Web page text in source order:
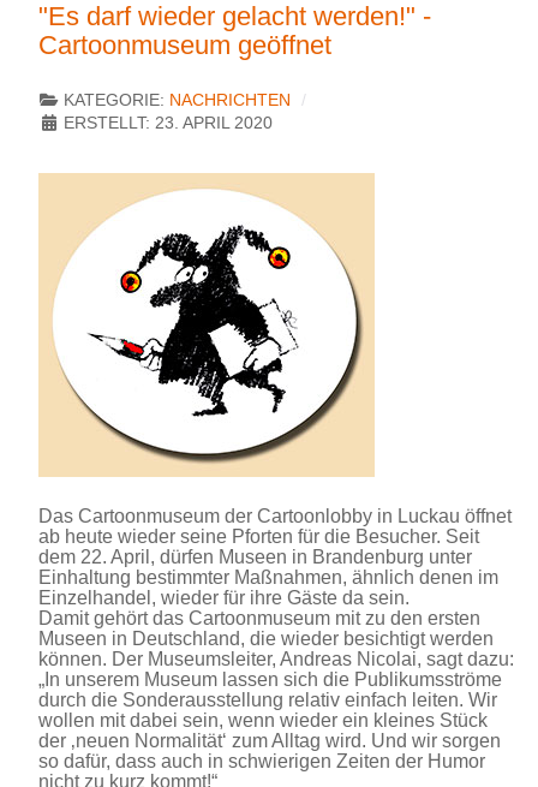
"Es darf wieder gelacht werden!" -
Cartoonmuseum geöffnet
KATEGORIE: NACHRICHTEN
ERSTELLT: 23. APRIL 2020
Das Cartoonmuseum der Cartoonlobby in Luckau öffnet
ab heute wieder seine Pforten für die Besucher. Seit
dem 22. April, dürfen Museen in Brandenburg unter
Einhaltung bestimmter Maßnahmen, ähnlich denen im
Einzelhandel, wieder für ihre Gäste da sein.
Damit gehört das Cartoonmuseum mit zu den ersten
Museen in Deutschland, die wieder besichtigt werden
können. Der Museumsleiter, Andreas Nicolai, sagt dazu:
„In unserem Museum lassen sich die Publikumsströme
durch die Sonderausstellung relativ einfach leiten. Wir
wollen mit dabei sein, wenn wieder ein kleines Stück
der ‚neuen Normalität‘ zum Alltag wird. Und wir sorgen
so dafür, dass auch in schwierigen Zeiten der Humor
nicht zu kurz kommt!“